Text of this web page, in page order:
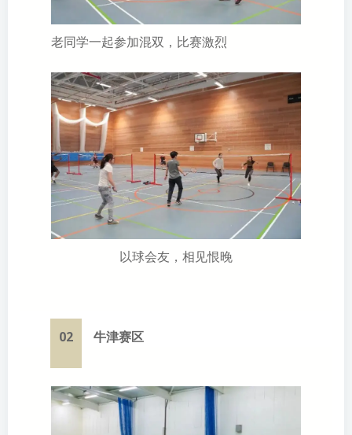
老同学一起参加混双，比赛激烈
以球会友，相见恨晚
02 牛津赛区